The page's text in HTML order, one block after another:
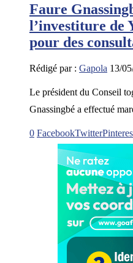
Faure
l’investiture de
pour des
Rédigé par : Gapola 13/
Le président du Conseil
Gnassingbé a effectué
0 FacebookTwitter